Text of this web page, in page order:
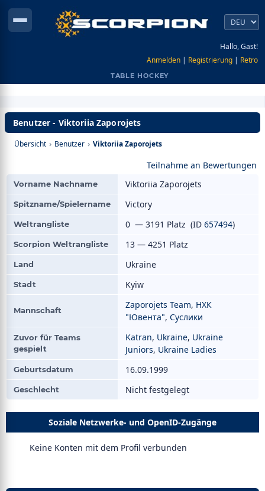
Hallo, Gast!
Anmelden | Registrierung | Retro
TABLE HOCKEY
Benutzer - Viktoriia Zaporojets
Übersicht › Benutzer › Viktoriia Zaporojets
Teilnahme an Bewertungen
Vorname Nachname Viktoriia Zaporojets
Spitzname/Spielername Victory
Weltrangliste 0 — 3191 Platz (ID 657494)
Scorpion Weltrangliste 13 — 4251 Platz
Land Ukraine
Stadt Kyiw
Mannschaft Zaporojets Team, НХК
"Ювента", Суслики
Zuvor für Teams
gespielt
Katran, Ukraine, Ukraine
Juniors, Ukraine Ladies
Geburtsdatum 16.09.1999
Geschlecht Nicht festgelegt
Soziale Netzwerke- und OpenID-Zugänge
Keine Konten mit dem Profil verbunden